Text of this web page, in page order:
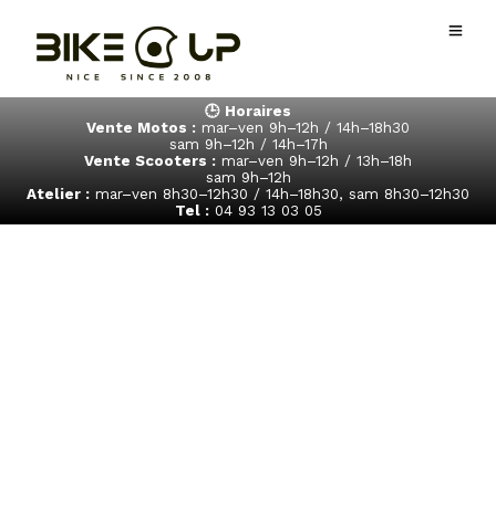
🕒 Horaires
Vente Motos : mar–ven 9h–12h / 14h–18h30
sam 9h–12h / 14h–17h
Vente Scooters : mar–ven 9h–12h / 13h–18h
sam 9h–12h
Atelier : mar–ven 8h30–12h30 / 14h–18h30, sam 8h30–12h30
Tel :04 93 13 03 05